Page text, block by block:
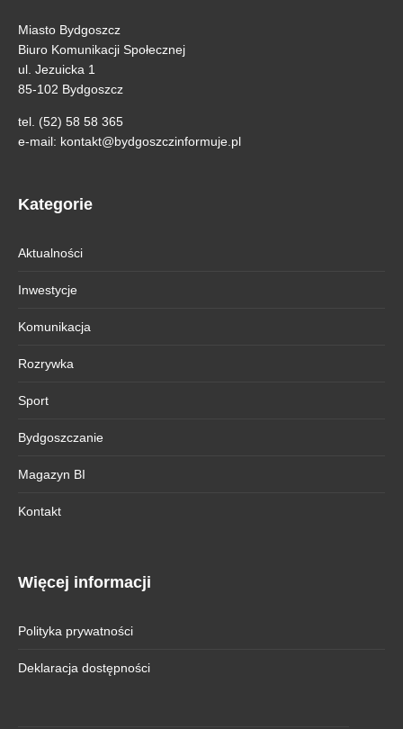
Miasto Bydgoszcz
Biuro Komunikacji Społecznej
ul. Jezuicka 1
85-102 Bydgoszcz
tel. (52) 58 58 365
e-mail: kontakt@bydgoszczinformuje.pl
Kategorie
Aktualności
Inwestycje
Komunikacja
Rozrywka
Sport
Bydgoszczanie
Magazyn BI
Kontakt
Więcej informacji
Polityka prywatności
Deklaracja dostępności